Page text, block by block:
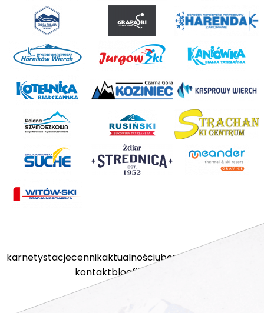
karnetystacjecennikaktualnościubezpieczenia
kontaktblogfilmy